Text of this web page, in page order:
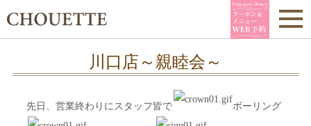
川口店～親睦会～
先日、営業終わりにスタッフ皆で ボーリング